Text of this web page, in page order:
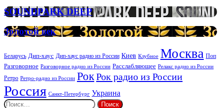
организации
ритуальных
SOUNDPARK
DEEP
SOUNDPARK DEEP
Золотой
век
Золотой век
Беларусь Дип-хаус Дип-хаус радио из России Киев Клубное Москва Поп
Разговорное Разговорное радио из России Расслабляющее Релакс радио из России
Ретро Ретро-радио из России РокРок радио из России
Россия Санкт-Петербург Украина
Найти: